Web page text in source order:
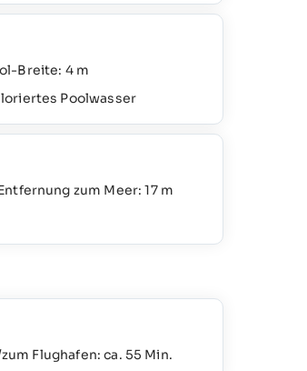
Breite: 4 m
Poolwasser
zum Meer: 17 m
Flughafen: ca. 55 Min.